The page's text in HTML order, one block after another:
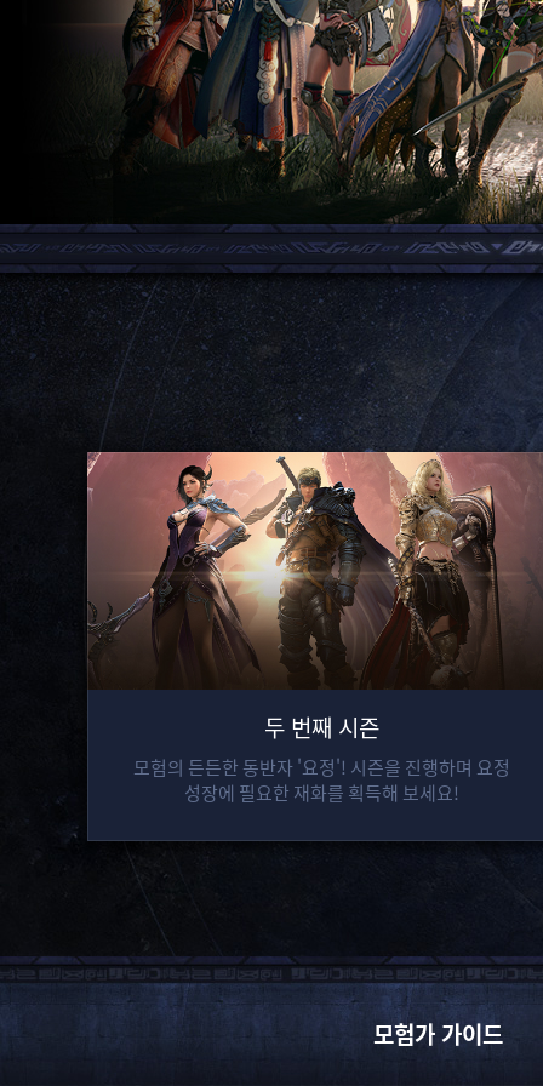
두 번째 시즌
모험의 든든한 동반자 '요정'! 시즌을 진행하며 요정
성장에 필요한 재화를 획득해 보세요!
모험가 가이드